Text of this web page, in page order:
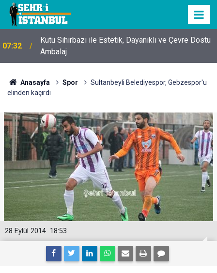
07:32
Kutu Sihirbazı ile Estetik, Dayanıklı ve Çevre Dostu
Ambalaj
Anasayfa Spor
Sultanbeyli Belediyespor, Gebzespor'u
elinden kaçırdı
18:53
28 Eylül 2014